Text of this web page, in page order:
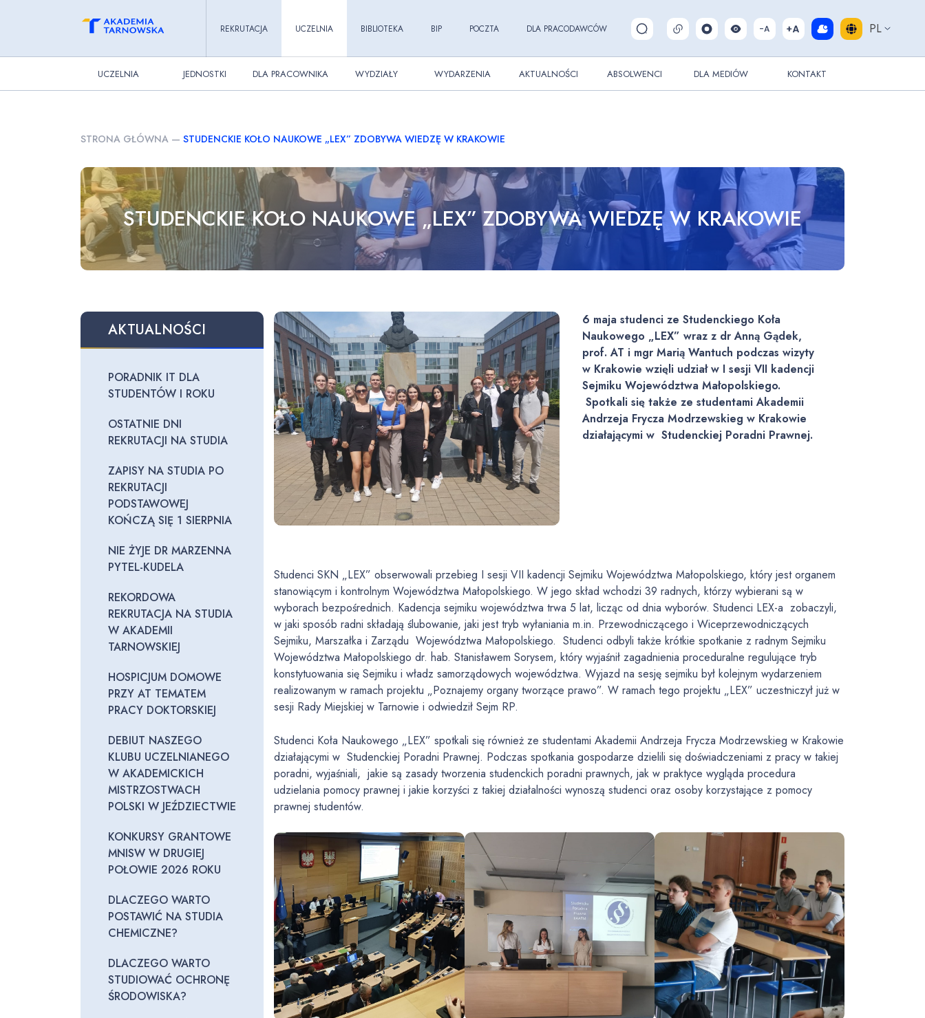
REKRUTACJA UCZELNIA BIBLIOTEKA BIP POCZTA DLA PRACODAWCÓW Pokaż/ukryj wyszukiwarkę PL
UCZELNIA JEDNOSTKI DLA PRACOWNIKA WYDZIAŁY WYDARZENIA AKTUALNOŚCI ABSOLWENCI DLA MEDIÓW KONTAKT
STRONA GŁÓWNA — STUDENCKIE KOŁO NAUKOWE „LEX” ZDOBYWA WIEDZĘ W KRAKOWIE
STUDENCKIE KOŁO NAUKOWE „LEX” ZDOBYWA WIEDZĘ W KRAKOWIE
AKTUALNOŚCI
PORADNIK IT DLA
STUDENTÓW I ROKU
OSTATNIE DNI
REKRUTACJI NA STUDIA
ZAPISY NA STUDIA PO
REKRUTACJI
PODSTAWOWEJ
KOŃCZĄ SIĘ 1 SIERPNIA
NIE ŻYJE DR MARZENNA
PYTEL-KUDELA
REKORDOWA
REKRUTACJA NA STUDIA
W AKADEMII
TARNOWSKIEJ
HOSPICJUM DOMOWE
PRZY AT TEMATEM
PRACY DOKTORSKIEJ
DEBIUT NASZEGO
KLUBU UCZELNIANEGO
W AKADEMICKICH
MISTRZOSTWACH
POLSKI W JEŹDZIECTWIE
KONKURSY GRANTOWE
MNISW W DRUGIEJ
POŁOWIE 2026 ROKU
DLACZEGO WARTO
POSTAWIĆ NA STUDIA
CHEMICZNE?
DLACZEGO WARTO
STUDIOWAĆ OCHRONĘ
ŚRODOWISKA?
6 maja studenci ze Studenckiego Koła
Naukowego „LEX” wraz z dr Anną Gądek,
prof. AT i mgr Marią Wantuch podczas wizyty
w Krakowie wzięli udział w I sesji VII kadencji
Sejmiku Województwa Małopolskiego.
Spotkali się także ze studentami Akademii
Andrzeja Frycza Modrzewskieg w Krakowie
działającymi w Studenckiej Poradni Prawnej.
Studenci SKN „LEX” obserwowali przebieg I sesji VII kadencji Sejmiku Województwa Małopolskiego, który jest organem
stanowiącym i kontrolnym Województwa Małopolskiego. W jego skład wchodzi 39 radnych, którzy wybierani są w
wyborach bezpośrednich. Kadencja sejmiku województwa trwa 5 lat, licząc od dnia wyborów. Studenci LEX-a zobaczyli,
w jaki sposób radni składają ślubowanie, jaki jest tryb wyłaniania m.in. Przewodniczącego i Wiceprzewodniczących
Sejmiku, Marszałka i Zarządu Województwa Małopolskiego. Studenci odbyli także krótkie spotkanie z radnym Sejmiku
Województwa Małopolskiego dr. hab. Stanisławem Sorysem, który wyjaśnił zagadnienia proceduralne regulujące tryb
konstytuowania się Sejmiku i władz samorządowych województwa. Wyjazd na sesję sejmiku był kolejnym wydarzeniem
realizowanym w ramach projektu „Poznajemy organy tworzące prawo”. W ramach tego projektu „LEX” uczestniczył już w
sesji Rady Miejskiej w Tarnowie i odwiedził Sejm RP.
Studenci Koła Naukowego „LEX” spotkali się również ze studentami Akademii Andrzeja Frycza Modrzewskieg w Krakowie
działającymi w Studenckiej Poradni Prawnej. Podczas spotkania gospodarze dzielili się doświadczeniami z pracy w takiej
poradni, wyjaśniali, jakie są zasady tworzenia studenckich poradni prawnych, jak w praktyce wygląda procedura
udzielania pomocy prawnej i jakie korzyści z takiej działalności wynoszą studenci oraz osoby korzystające z pomocy
prawnej studentów.